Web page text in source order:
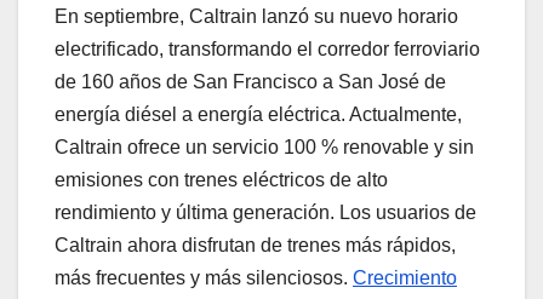
En septiembre, Caltrain lanzó su nuevo horario
electrificado, transformando el corredor ferroviario
de 160 años de San Francisco a San José de
energía diésel a energía eléctrica. Actualmente,
Caltrain ofrece un servicio 100 % renovable y sin
emisiones con trenes eléctricos de alto
rendimiento y última generación. Los usuarios de
Caltrain ahora disfrutan de trenes más rápidos,
más frecuentes y más silenciosos. Crecimiento